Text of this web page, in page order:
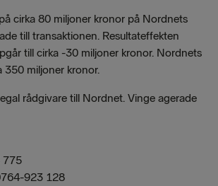
cirka 80 miljoner kronor på Nordnets
till transaktionen. Resultateffekten
till cirka -30 miljoner kronor. Nordnets
350 miljoner kronor.
rådgivare till Nordnet. Vinge agerade
775
923 128